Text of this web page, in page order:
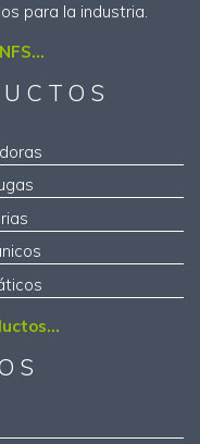
para la industria.